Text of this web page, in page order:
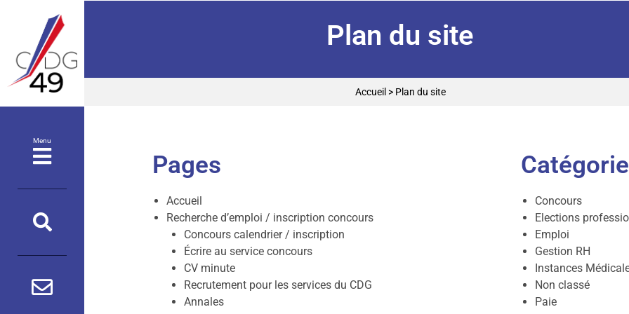
Menu
Plan du site
Accueil > Plan du site
Pages
Accueil
Recherche d’emploi / inscription concours
Concours calendrier / inscription
Écrire au service concours
CV minute
Recrutement pour les services du CDG
Annales
Concours
Elections
Emploi
Gestion RH
Instances
Non classé
Paie